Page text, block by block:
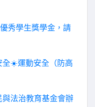
秀學生獎學金，請
☀️運動安全（防高
與法治教育基金會辦